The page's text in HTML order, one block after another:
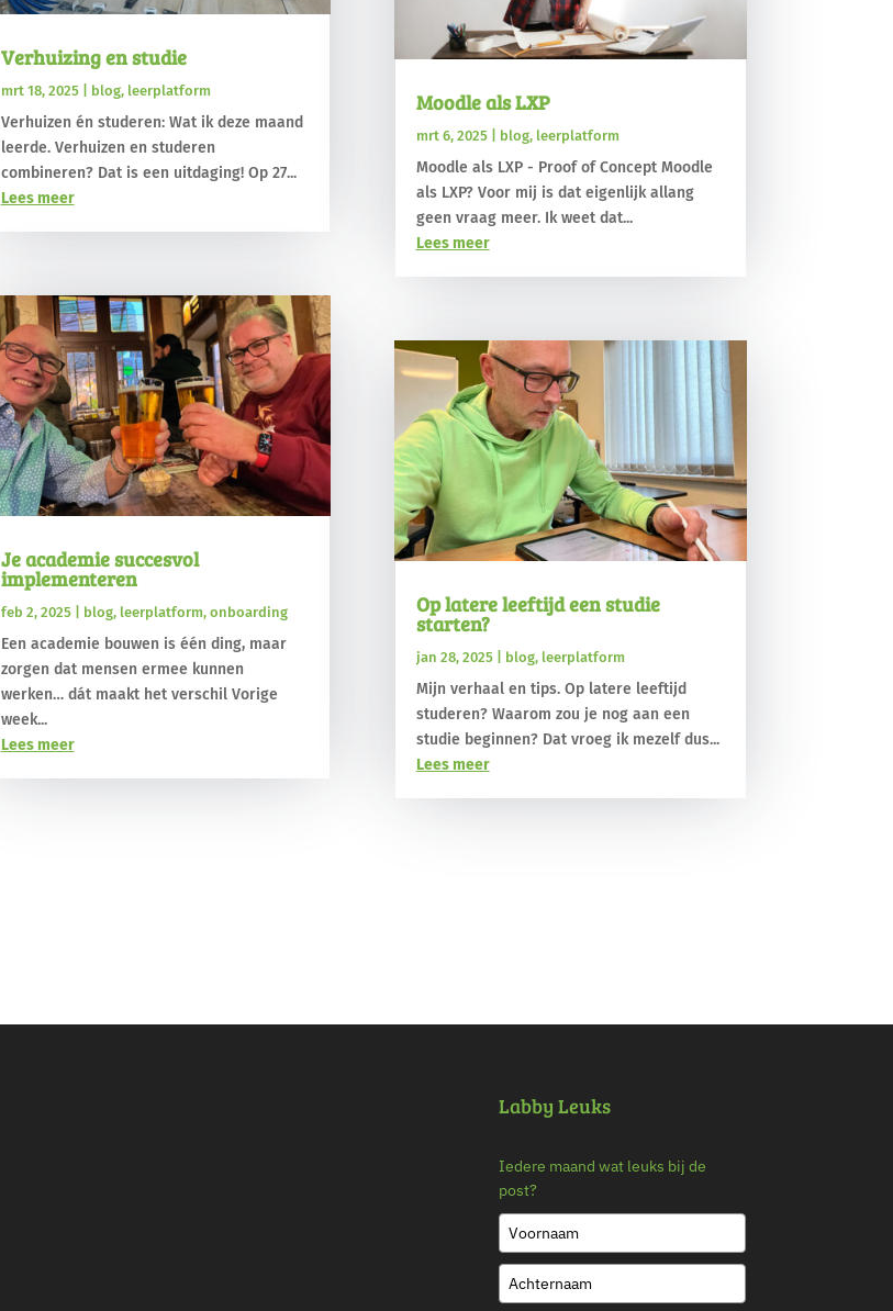
Verhuizing en studie
mrt 18, 2025| blog, leerplatform
Verhuizen én studeren: Wat ik deze maand
leerde. Verhuizen en studeren
combineren? Dat is een uitdaging! Op 27...
Lees meer
Je academie succesvol
implementeren
feb 2, 2025| blog, leerplatform, onboarding
Een academie bouwen is één ding, maar
zorgen dat mensen ermee kunnen
werken… dát maakt het verschil Vorige
week...
Lees meer
Moodle als LXP
mrt 6, 2025| blog, leerplatform
Moodle als LXP - Proof of Concept Moodle
als LXP? Voor mij is dat eigenlijk allang
geen vraag meer. Ik weet dat...
Lees meer
Op latere leeftijd een studie
starten?
jan 28, 2025| blog, leerplatform
Mijn verhaal en tips. Op latere leeftijd
studeren? Waarom zou je nog aan een
studie beginnen? Dat vroeg ik mezelf dus...
Lees meer
Labby Leuks
Iedere maand wat leuks bij de
post?